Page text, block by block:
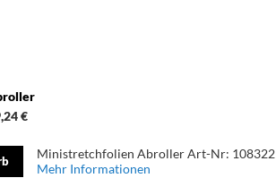
€
Ministretchfolien Abroller Art-Nr: 108322
Mehr Informationen